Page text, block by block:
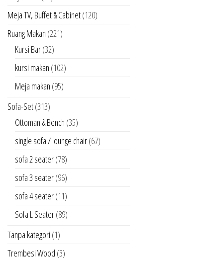
Meja TV, Buffet & Cabinet(120)
Ruang Makan (221)
Kursi Bar(32)
kursi makan (102)
Meja makan (95)
Sofa-Set(313)
Ottoman & Bench (35)
single sofa / lounge chair(67)
sofa 2 seater(78)
sofa 3 seater(96)
sofa 4 seater(11)
Sofa L Seater(89)
Tanpa kategori (1)
Trembesi Wood (3)